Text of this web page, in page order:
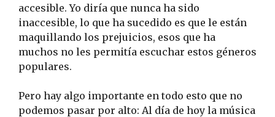
accesible. Yo diría que nunca ha sido
inaccesible, lo que ha sucedido es que le están
maquillando los prejuicios, esos que ha
muchos no les permitía escuchar estos géneros
populares.
Pero hay algo importante en todo esto que no
podemos pasar por alto: Al día de hoy la música